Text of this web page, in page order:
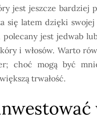
jest jeszcze bardziej
się latem dzięki
jest jedwab
i włosów. Warto
choć mogą być
trwałość.